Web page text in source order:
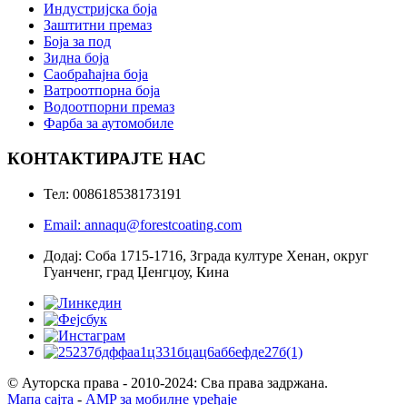
Индустријска боја
Заштитни премаз
Боја за под
Зидна боја
Саобраћајна боја
Ватроотпорна боја
Водоотпорни премаз
Фарба за аутомобиле
КОНТАКТИРАЈТЕ НАС
Тел: 008618538173191
Email: annaqu@forestcoating.com
Додај: Соба 1715-1716, Зграда културе Хенан, округ
Гуанченг, град Џенгџоу, Кина
© Ауторска права - 2010-2024: Сва права задржана.
Мапа сајта - AMP за мобилне уређаје